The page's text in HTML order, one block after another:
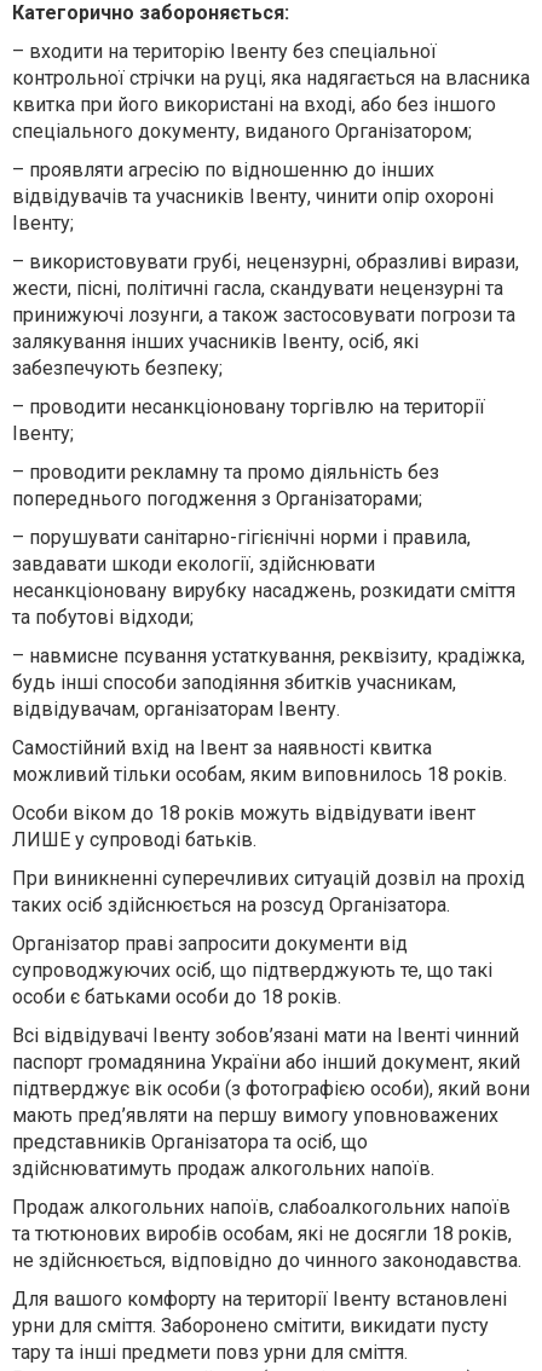
Категорично забороняється:
– входити на територію Івенту без спеціальної
контрольної стрічки на руці, яка надягається на власника
квитка при його використані на вході, або без іншого
спеціального документу, виданого Організатором;
– проявляти агресію по відношенню до інших
відвідувачів та учасників Івенту, чинити опір охороні
Івенту;
– використовувати грубі, нецензурні, образливі вирази,
жести, пісні, політичні гасла, скандувати нецензурні та
принижуючі лозунги, а також застосовувати погрози та
залякування інших учасників Івенту, осіб, які
забезпечують безпеку;
– проводити несанкціоновану торгівлю на території
Івенту;
– проводити рекламну та промо діяльність без
попереднього погодження з Організаторами;
– порушувати санітарно-гігієнічні норми і правила,
завдавати шкоди екології, здійснювати
несанкціоновану вирубку насаджень, розкидати сміття
та побутові відходи;
– навмисне псування устаткування, реквізиту, крадіжка,
будь інші способи заподіяння збитків учасникам,
відвідувачам, організаторам Івенту.
Самостійний вхід на Івент за наявності квитка
можливий тільки особам, яким виповнилось 18 років.
Особи віком до 18 років можуть відвідувати івент
ЛИШЕ у супроводі батьків.
При виникненні суперечливих ситуацій дозвіл на прохід
таких осіб здійснюється на розсуд Організатора.
Організатор праві запросити документи від
супроводжуючих осіб, що підтверджують те, що такі
особи є батьками особи до 18 років.
Всі відвідувачі Івенту зобов’язані мати на Івенті чинний
паспорт громадянина України або інший документ, який
підтверджує вік особи (з фотографією особи), який вони
мають пред’являти на першу вимогу уповноважених
представників Організатора та осіб, що
здійснюватимуть продаж алкогольних напоїв.
Продаж алкогольних напоїв, слабоалкогольних напоїв
та тютюнових виробів особам, які не досягли 18 років,
не здійснюється, відповідно до чинного законодавства.
Для вашого комфорту на території Івенту встановлені
урни для сміття. Заборонено смітити, викидати пусту
тару та інші предмети повз урни для сміття.